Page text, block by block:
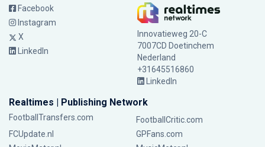
Facebook
Instagram
X
LinkedIn
Innovatieweg 20-C
7007CD Doetinchem
Nederland
+31645516860
LinkedIn
Realtimes | Publishing Network
FootballTransfers.com
FootballCritic.com
FCUpdate.nl
GPFans.com